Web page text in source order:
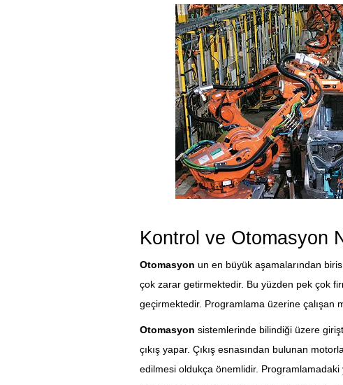
Kontrol ve Otomasyon
Otomasyon un en büyük aşamalarından
çok zarar getirmektedir. Bu yüzden pek çok
geçirmektedir. Programlama üzerine çalışan
Otomasyon sistemlerinde bilindiği üzere
çıkış yapar. Çıkış esnasından bulunan
edilmesi oldukça önemlidir. Programlamadaki